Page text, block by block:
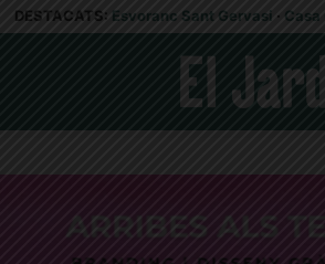
DESTACATS: Esvoranc Sant Gervasi ·